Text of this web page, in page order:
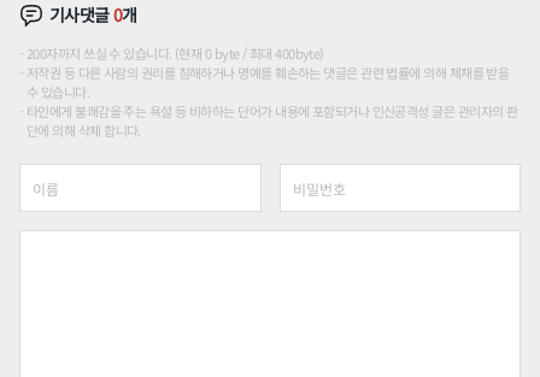
기사댓글0개
200자까지 쓰실 수 있습니다. (현재 0 byte / 최대 400byte)
저작권 등 다른 사람의 권리를 침해하거나 명예를 훼손하는 댓글은 관련 법률에 의해 제재를 받을
수 있습니다.
타인에게 불쾌감을 주는 욕설 등 비하하는 단어가 내용에 포함되거나 인신공격성 글은 관리자의 판
단에 의해 삭제 합니다.